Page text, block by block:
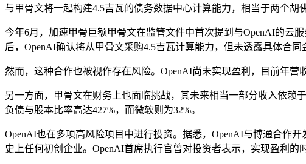
与甲骨文将一起构建4.5吉瓦的债务数据中心计算能力，相当于两个胡
今年6月，加速甲骨巨额甲骨文在监管文件中首次提到与OpenAI的云
后，OpenAI确认将从甲骨文采购4.5吉瓦计算能力，但未透露具体合同
然而，这种合作也被视作存在风险。OpenAI尚未实现盈利，目前年营
另一方面，甲骨文在财务上也面临挑战，其未来相当一部分收入依赖
负债与股本比率高达427%，而微软则为32%。
OpenAI也在多项高风险项目中进行投资。据悉，OpenAI与博通合作
史上任何初创企业。OpenAI首席执行官曾对投资者表示，实现盈利的